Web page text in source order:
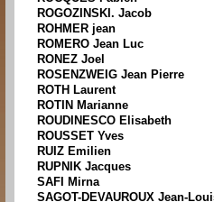
ROGOZINSKI. Jacob
ROHMER jean
ROMERO Jean Luc
RONEZ Joel
ROSENZWEIG Jean Pierre
ROTH Laurent
ROTIN Marianne
ROUDINESCO Elisabeth
ROUSSET Yves
RUIZ Emilien
RUPNIK Jacques
SAFI Mirna
SAGOT-DEVAUROUX Jean-